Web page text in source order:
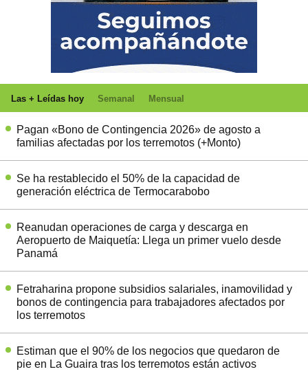
Las + Leídas hoy Semanal Mensual
Pagan «Bono de Contingencia 2026» de agosto a
familias afectadas por los terremotos (+Monto)
Se ha restablecido el 50% de la capacidad de
generación eléctrica de Termocarabobo
Reanudan operaciones de carga y descarga en
Aeropuerto de Maiquetía: Llega un primer vuelo desde
Panamá
Fetraharina propone subsidios salariales, inamovilidad y
bonos de contingencia para trabajadores afectados por
los terremotos
Estiman que el 90% de los negocios que quedaron de
pie en La Guaira tras los terremotos están activos